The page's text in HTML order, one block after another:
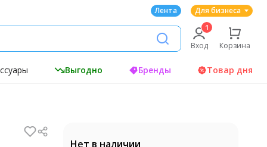
Лента Для бизнеса
Вход Корзина
Выгодно Бренды Товар дня
Нет в наличии